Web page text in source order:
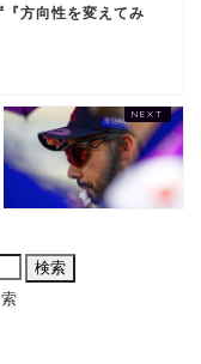
方向性を変えてみ